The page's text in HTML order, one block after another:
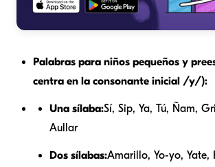
Palabras para niños pequeños y
centra en la consonante inicial /y/):
Una sílaba:Sí, Sip, Ya, Tú, Ñam,
Aullar
Dos sílabas:Amarillo, Yo-yo, Yate,